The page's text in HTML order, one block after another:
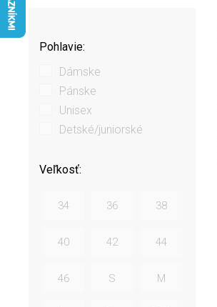
Pohlavie:
Dámske
Pánske
Unisex
Detské/juniorské
Veľkosť:
34 36 38
40 42 44
46 S M